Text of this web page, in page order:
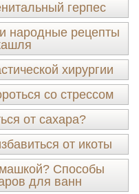
герпес
народные рецепты
хирургии
со стрессом
от сахара?
от икоты
Способы
для ванн